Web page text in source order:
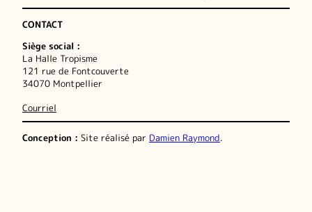
CONTACT
Siège social :
La Halle Tropisme
121 rue de Fontcouverte
34070 Montpellier
Courriel
Conception : Site réalisé par Damien Raymond.